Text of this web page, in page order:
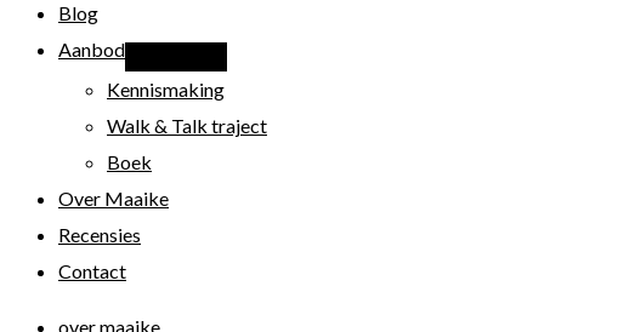
Blog
Aanbod
Kennismaking
Walk & Talk traject
Boek
Over Maaike
Recensies
Contact
over maaike